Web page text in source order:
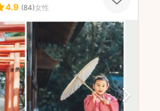
4.9 (84)女性